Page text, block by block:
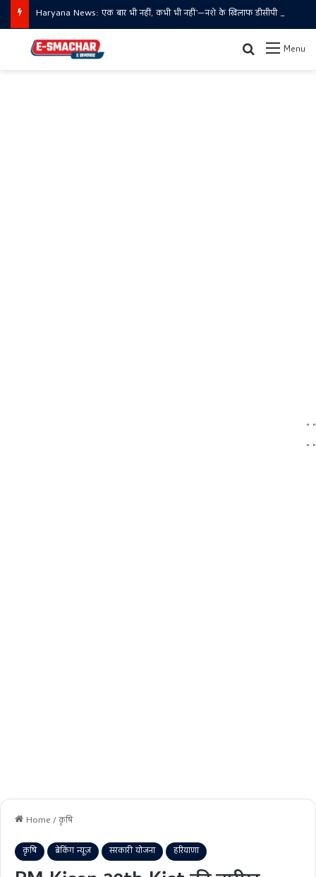
Haryana News: एक बार भी नहीं, कभी भी नहीं’—नशे के खिलाफ डीसीपी धारणा यादव का युवाओं को संदेश
Menu
Search for
" "
" "
Home/कृषि
कृषि ब्रेकिंग न्यूज़ सरकारी योजना हरियाणा